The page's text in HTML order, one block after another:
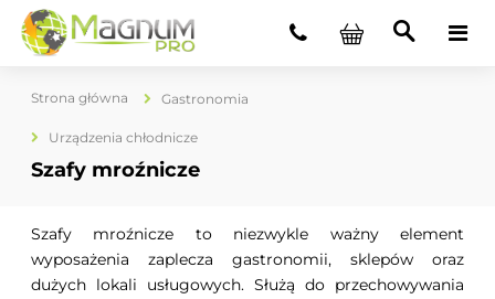
Strona główna Gastronomia
Urządzenia chłodnicze
Szafy mroźnicze
Szafy mroźnicze to niezwykle ważny element
wyposażenia zaplecza gastronomii, sklepów oraz
dużych lokali usługowych. Służą do przechowywania